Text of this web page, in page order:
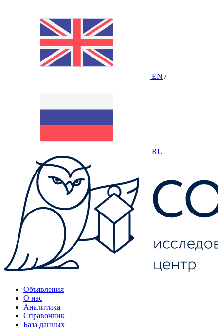
EN /
RU
Объявления
О нас
Аналитика
Справочник
База данных